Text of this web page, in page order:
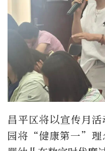
昌平区将以宣传月
园将“健康第一”理